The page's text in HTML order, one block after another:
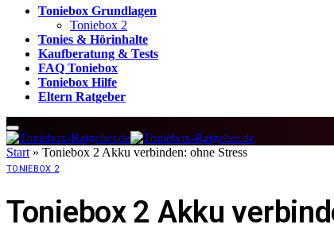
Toniebox Grundlagen
Toniebox 2
Tonies & Hörinhalte
Kaufberatung & Tests
FAQ Toniebox
Toniebox Hilfe
Eltern Ratgeber
Start » Toniebox 2 Akku verbinden: ohne Stress
TONIEBOX 2
Toniebox 2 Akku